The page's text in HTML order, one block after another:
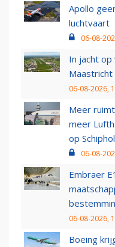
Apollo
luchtvaart
06-08-
In jacht
Maastricht
06-08-2026,
Meer
meer
op Schiphol
06-08-
Embraer
06-08-2026,
Boeing